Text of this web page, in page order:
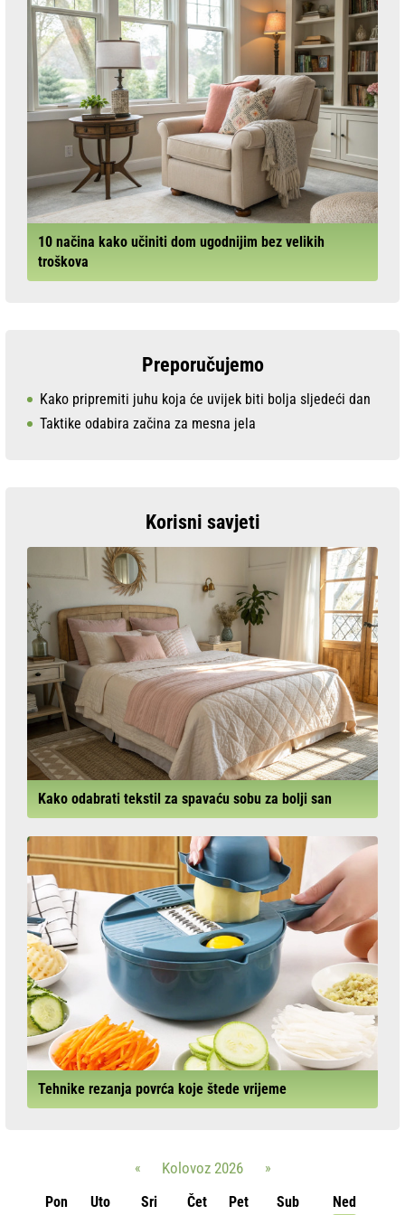
10 načina kako učiniti dom ugodnijim bez velikih
troškova
Preporučujemo
Kako pripremiti juhu koja će uvijek biti bolja sljedeći dan
Taktike odabira začina za mesna jela
Korisni savjeti
Kako odabrati tekstil za spavaću sobu za bolji san
Tehnike rezanja povrća koje štede vrijeme
« Kolovoz 2026
»
Pon
Uto Sri Čet Pet Sub Ned